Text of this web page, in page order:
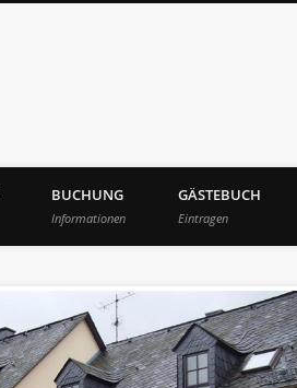
BUCHUNG
Informationen
GÄSTEBUCH
Eintragen